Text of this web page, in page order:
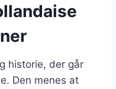
historie, der går
Den menes at